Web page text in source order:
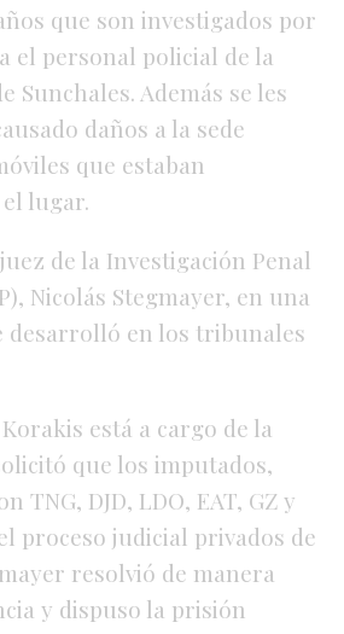
que son investigados por
el personal policial de la
Sunchales. Además se les
daños a la sede
que estaban
lugar.
de la Investigación Penal
Nicolás Stegmayer, en una
desarrolló en los tribunales
está a cargo de la
que los imputados,
TNG, DJD, LDO, EAT, GZ y
proceso judicial privados de
resolvió de manera
y dispuso la prisión